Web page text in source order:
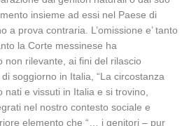
insieme ad essi nel Paese di
a prova contraria. L’omissione e’ tanto
la Corte messinese ha
non rilevante, ai fini del rilascio
soggiorno in Italia, “La circostanza
e vissuti in Italia e si trovino,
nel nostro contesto sociale e
elemento che “… i genitori – pur